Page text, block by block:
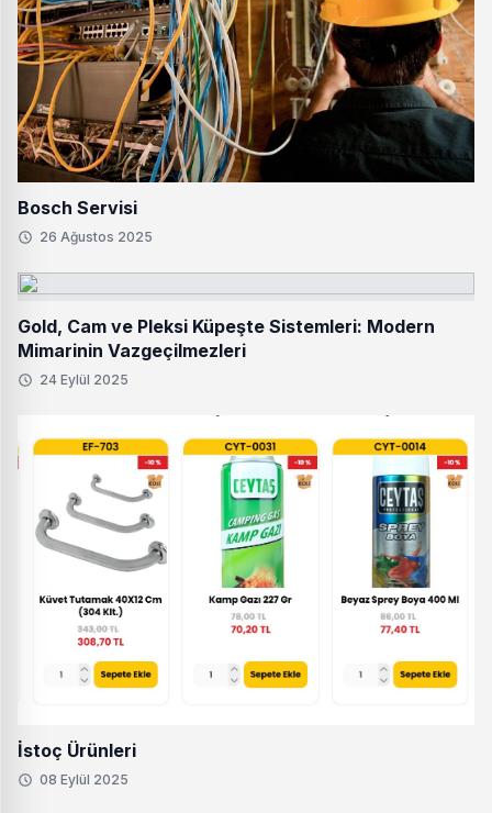
Bosch Servisi
26 Ağustos 2025
Gold, Cam ve Pleksi Küpeşte Sistemleri: Modern
Mimarinin Vazgeçilmezleri
24 Eylül 2025
İstoç Ürünleri
08 Eylül 2025